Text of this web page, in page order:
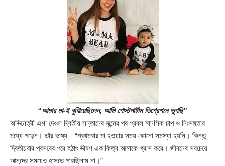
“আমার মা-ই বুঝিয়েছিলেন, আমি পোস্টপার্টাম ডিপ্রেশনে ভুগছি”
অভিনেত্রী এশা দেওল দ্বিতীয় সন্তানের জন্মের পর প্রবল মানসিক চাপ ও নিঃসঙ্গতার
মধ্যে পড়েন। তাঁর ভাষ্য—“প্রথমবার মা হওয়ার সময় কোনো সমস্যা হয়নি। কিন্তু
দ্বিতীয়বার প্রসবের পরে হঠাৎ ভীষণ একাকিত্ব আমাকে গ্রাস করে। জীবনের সবচেয়ে
আনন্দের সময়েও হাসতে পারছিলাম না।”